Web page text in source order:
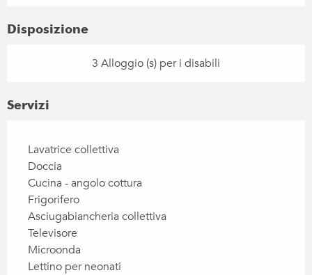
Disposizione
3 Alloggio (s) per i disabili
Servizi
Lavatrice collettiva
Doccia
Cucina - angolo cottura
Frigorifero
Asciugabiancheria collettiva
Televisore
Microonda
Lettino per neonati